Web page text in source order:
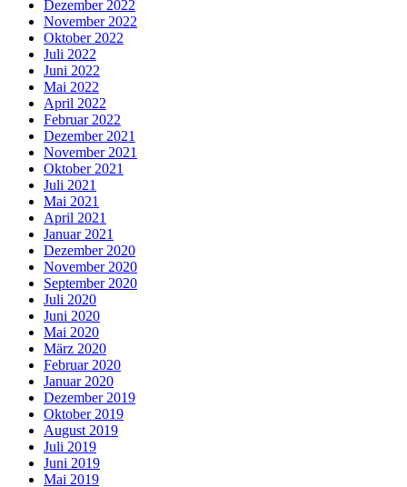
Dezember 2022
November 2022
Oktober 2022
Juli 2022
Juni 2022
Mai 2022
April 2022
Februar 2022
Dezember 2021
November 2021
Oktober 2021
Juli 2021
Mai 2021
April 2021
Januar 2021
Dezember 2020
November 2020
September 2020
Juli 2020
Juni 2020
Mai 2020
März 2020
Februar 2020
Januar 2020
Dezember 2019
Oktober 2019
August 2019
Juli 2019
Juni 2019
Mai 2019